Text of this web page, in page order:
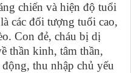
chiến và hiện độ tuổi
các đối tượng tuổi cao,
Con đẻ, cháu bị dị
thần kinh, tâm thần,
thu nhập chủ yếu